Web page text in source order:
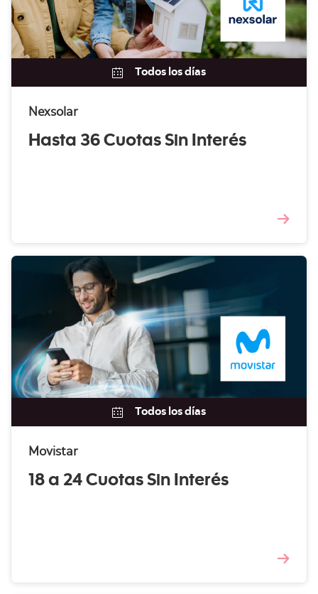
Todos los días
Nexsolar
Hasta 36 Cuotas Sin Interés
Todos los días
Movistar
18 a 24 Cuotas Sin Interés